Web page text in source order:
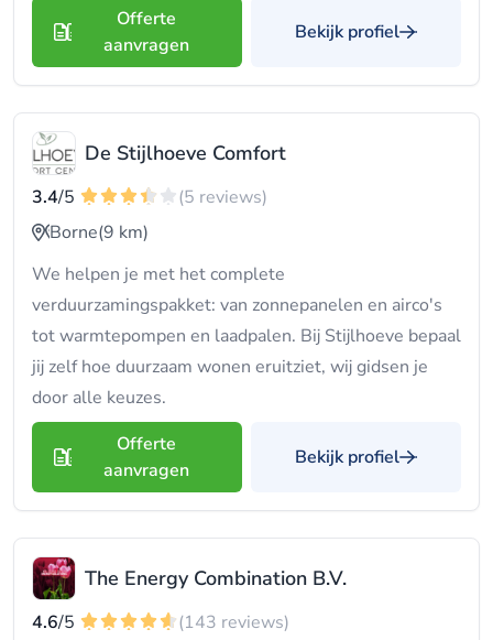
Offerte
aanvragen
Bekijk profiel
De Stijlhoeve Comfort
3.4/5
(5 reviews)
Borne(9 km)
We helpen je met het complete
verduurzamingspakket: van zonnepanelen en airco's
tot warmtepompen en laadpalen. Bij Stijlhoeve bepaal
jij zelf hoe duurzaam wonen eruitziet, wij gidsen je
door alle keuzes.
Offerte
aanvragen
Bekijk profiel
The Energy Combination B.V.
4.6/5 (143 reviews)